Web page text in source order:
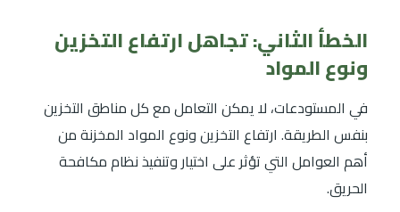
الخطأ الثاني: تجاهل ارتفاع التخزين
ونوع المواد
في المستودعات، لا يمكن التعامل مع كل مناطق التخزين
بنفس الطريقة. ارتفاع التخزين ونوع المواد المخزنة من
أهم العوامل التي تؤثر على اختيار وتنفيذ نظام مكافحة
الحريق.